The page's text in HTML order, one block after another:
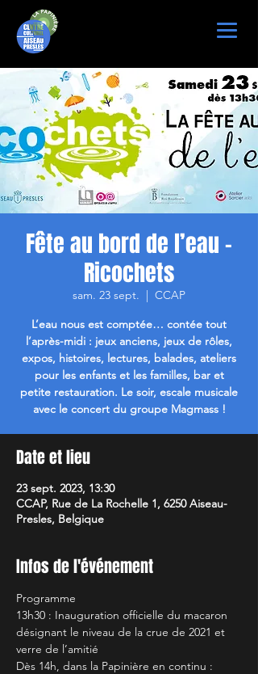
Fête au bord de l’eau -
Ricochets
sam. 23 sept.
  |
CCAP
L’eau nous est comptée… contée tout
l’après-midi : jeux anciens, jeux de rôles,
expos, histoires, lectures, balades, ateliers
pour les enfants et les familles, bar et
petite restauration. Le soir, escale musicale
avec le concert du groupe Magmass !
Date et lieu
23 sept. 2023, 13:30
CCAP, Rue de La Rochelle 1, 6250 Aiseau-
Presles, Belgique
Infos de l'événement
Programme
13h30 : Inauguration officielle du macaron
désignant le niveau de la crue de 2021 et
verre de l’amitié
Dès 14h, dans la Papinière en continu :